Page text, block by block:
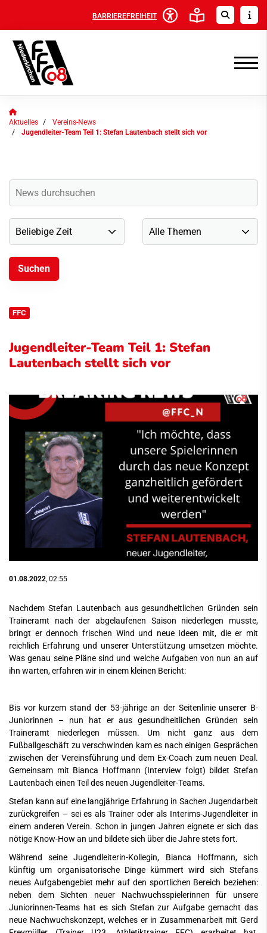
BARRIEREFREIHEIT
Aktuelles
Vereins-News
Jugendleiter-Team Teil 1: Stefan Lautenbach stellt sich vor
FFC
Jugendleiter-Team Teil 1: Stefan
Lautenbach stellt sich vor
01.08.2022, 02:55
Nachdem Stefan Lautenbach aus gesundheitlichen Gründen sein
Traineramt nach der abgelaufenen Saison niederlegen musste,
bringt er dennoch frischen Wind und neue Ideen mit, die er mit
reichlich Erfahrung und unserer Unterstützung umsetzen möchte.
Was genau seine Pläne sind und welche Aufgaben von nun an auf
ihn warten, erfahren wir in einem kleinen Bericht:
Bis vor kurzem stand der 53-jährige an der Seitenlinie unserer B-
Juniorinnen – nun hat er aus gesundheitlichen Gründen sein
Traineramt niederlegen müssen. Um nicht ganz aus dem
Fußballgeschäft zu verschwinden kam es nach einigen Gesprächen
zwischen der Vereinsführung und dem Ex-Coach zum neuen Deal.
Gemeinsam mit Bianca Hoffmann (Interview folgt) bildet Stefan
Lautenbach einen Teil des neuen Jugendleiter-Teams.
Stefan kann auf eine langjährige Erfahrung in Sachen Jugendarbeit
zurückgreifen – sei es als Trainer oder als Interims-Jugendleiter in
einem anderen Verein. Schon in jungen Jahren eignete er sich das
nötige Know-How an und bildete sich über die Jahre stets fort.
Während seine Jugendleiterin-Kollegin, Bianca Hoffmann, sich
künftig um organisatorische Dinge kümmert wird sich Stefans
neues Aufgabengebiet mehr auf den sportlichen Bereich beziehen:
neben dem Sichten neuer Nachwuchsspielerinnen für unsere
Juniorinnen-Teams hat es sich Stefan zur Aufgabe gemacht das
neue Nachwuchskonzept, welches er in Zusammenarbeit mit Gerd